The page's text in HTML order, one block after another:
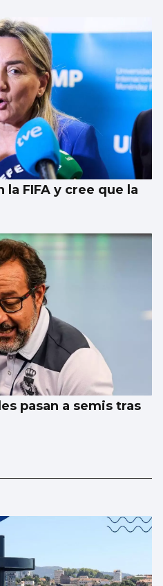
la FIFA y cree que la
pasan a semis tras